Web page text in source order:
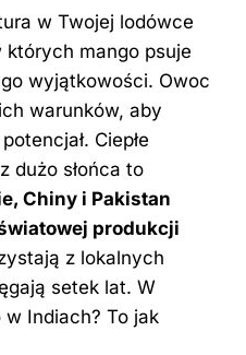
w Twojej lodówce
mango psuje
wyjątkowości. Owoc
warunków, aby
Ciepłe
dużo słońca to
Chiny i Pakistan
produkcji
z lokalnych
setek lat. W
Indiach? To jak